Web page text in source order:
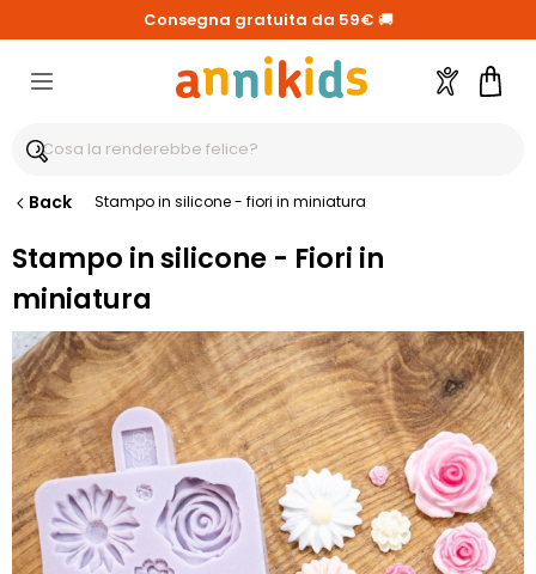
Consegna gratuita da 59€ 🚚
Account
Back Stampo in silicone - fiori in miniatura
Stampo in silicone - Fiori in
miniatura